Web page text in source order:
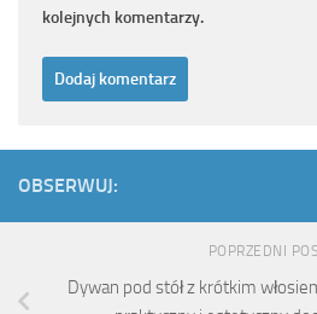
kolejnych komentarzy.
OBSERWUJ:
POPRZEDNI
Dywan pod stół z krótkim